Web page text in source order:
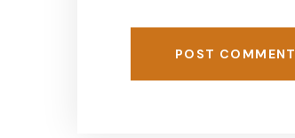
POST COMMENT